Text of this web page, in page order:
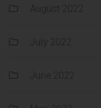
August 2022
July 2022
June 2022